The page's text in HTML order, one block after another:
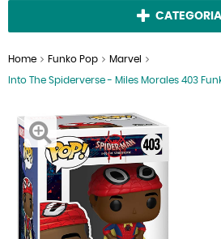
Home Funko Pop Marvel
Into The Spiderverse - Miles Morales 403